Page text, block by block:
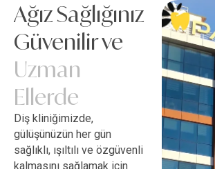
Ağız Sağlığınız
Güvenilir ve
Uzman
Ellerde
Diş kliniğimizde,
gülüşünüzün her gün
sağlıklı, ışıltılı ve özgüvenli
kalmasını sağlamak için